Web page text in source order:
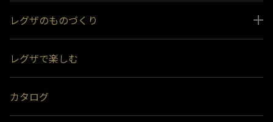
レグザのものづくり
スペシャルコンテンツ
受賞履歴
レグザで楽しむ
カタログ